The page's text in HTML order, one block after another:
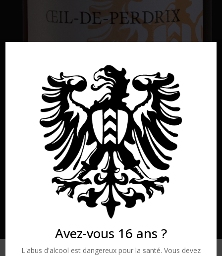
Avez-vous 16 ans ?
L'abus d'alcool est dangereux pour la santé. Vous devez